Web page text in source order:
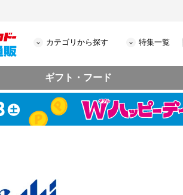
カテゴリから探す 特集一覧
ギフト・フード